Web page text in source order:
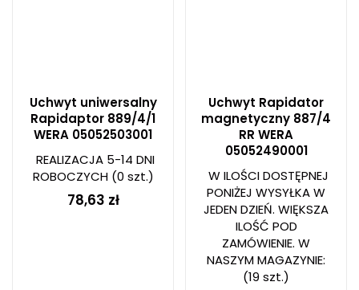
Uchwyt uniwersalny
Rapidaptor 889/4/1
WERA 05052503001
REALIZACJA 5-14 DNI
ROBOCZYCH(0 szt.)
78,63 zł
Uchwyt Rapidator
magnetyczny 887/4
RR WERA
05052490001
W ILOŚCI DOSTĘPNEJ
PONIŻEJ WYSYŁKA W
JEDEN DZIEŃ. WIĘKSZA
ILOŚĆ POD
ZAMÓWIENIE. W
NASZYM MAGAZYNIE:
(19 szt.)